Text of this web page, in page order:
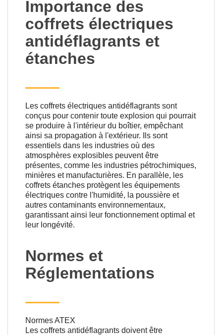
Importance des
coffrets électriques
antidéflagrants et
étanches
Les coffrets électriques antidéflagrants sont
conçus pour contenir toute explosion qui pourrait
se produire à l'intérieur du boîtier, empêchant
ainsi sa propagation à l'extérieur. Ils sont
essentiels dans les industries où des
atmosphères explosibles peuvent être
présentes, comme les industries pétrochimiques,
minières et manufacturières. En parallèle, les
coffrets étanches protègent les équipements
électriques contre l'humidité, la poussière et
autres contaminants environnementaux,
garantissant ainsi leur fonctionnement optimal et
leur longévité.
Normes et
Réglementations
Normes ATEX
Les coffrets antidéflagrants doivent être